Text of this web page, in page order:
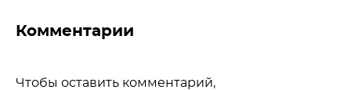
Комментарии
Чтобы оставить комментарий,